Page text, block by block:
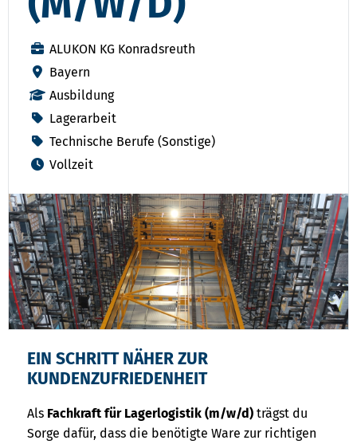
ALUKON KG Konradsreuth
Bayern
Ausbildung
Lagerarbeit
Technische Berufe (Sonstige)
Vollzeit
EIN SCHRITT NÄHER ZUR
KUNDENZUFRIEDENHEIT
Als Fachkraft für Lagerlogistik (m/w/d) trägst du
Sorge dafür, dass die benötigte Ware zur richtigen